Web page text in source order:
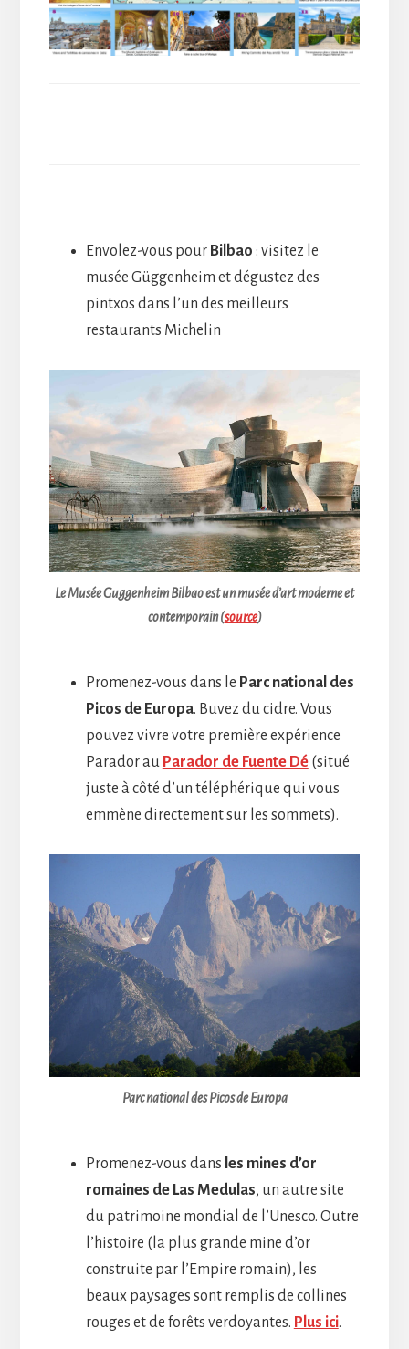
Envolez-vous pourBilbao : visitez le
musée Güggenheim et dégustez des
pintxos dans l’un des meilleurs
restaurants Michelin
Le Musée Guggenheim Bilbao est un musée d’art moderne et
contemporain (source)
Promenez-vous dans le Parc national des
Picos de Europa. Buvez du cidre. Vous
pouvez vivre votre première expérience
Parador au Parador de Fuente Dé(situé
juste à côté d’un téléphérique qui vous
emmène directement sur les sommets).
Parc national des Picos de Europa
Promenez-vous dans les mines d’or
romaines de Las Medulas, un autre site
du patrimoine mondial de l’Unesco. Outre
l’histoire (la plus grande mine d’or
construite par l’Empire romain), les
beaux paysages sont remplis de collines
rouges et de forêts verdoyantes. Plus ici.